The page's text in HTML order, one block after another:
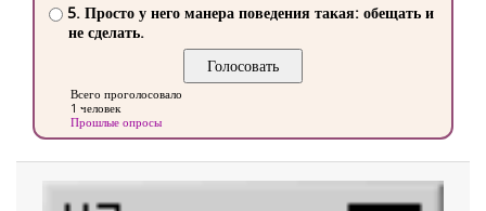
5. Просто у него манера поведения такая: обещать и
не сделать.
Всего проголосовало
1 человек
Прошлые опросы